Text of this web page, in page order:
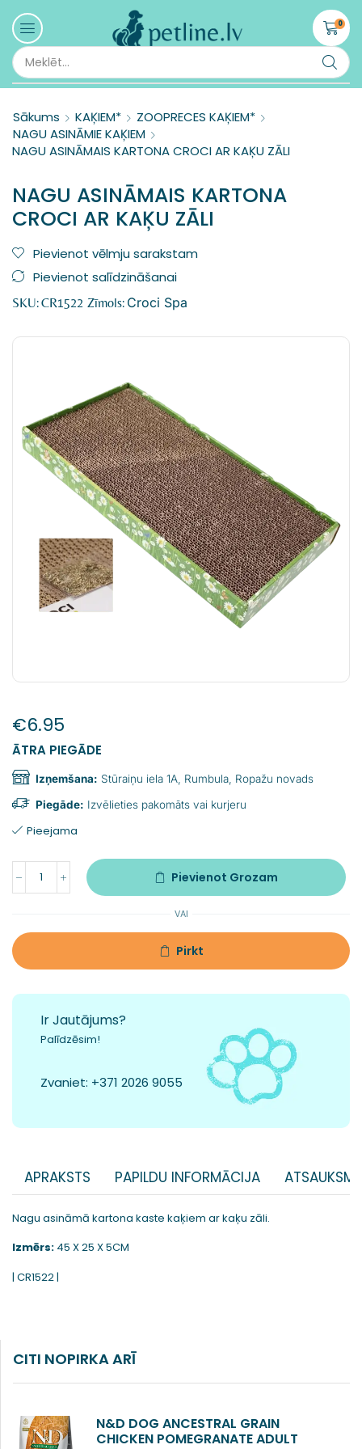
0
Sākums KAĶIEM*
ZOOPRECES KAĶIEM*
NAGU ASINĀMIE KAĶIEM
NAGU ASINĀMAIS KARTONA CROCI AR KAĶU ZĀLI
NAGU ASINĀMAIS KARTONA
CROCI AR KAĶU ZĀLI
Pievienot vēlmju sarakstam
Pievienot salīdzināšanai
SKU:CR1522 Zīmols: Croci Spa
€6.95
ĀTRA PIEGĀDE
Izņemšana: Stūraiņu iela 1A, Rumbula, Ropažu novads
Piegāde: Izvēlieties pakomāts vai kurjeru
Pieejama
Pievienot Grozam
VAI
Pirkt
Ir Jautājums?
Palīdzēsim!
Zvaniet: +371 2026 9055
APRAKSTS PAPILDU INFORMĀCIJA
Nagu asināmā kartona kaste kaķiem ar kaķu zāli.
Izmērs: 45 X 25 X 5CM
| CR1522 |
CITI NOPIRKA ARĪ
N&D DOG ANCESTRAL GRAIN
CHICKEN POMEGRANATE ADULT